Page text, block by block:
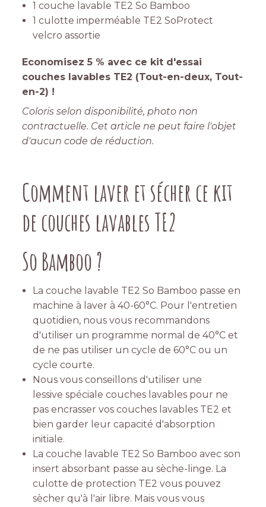
1 couche lavable TE2 So Bamboo
1 culotte imperméable TE2 SoProtect
velcro assortie
Economisez 5 % avec ce kit d'essai
couches lavables TE2 (Tout-en-deux, Tout-
en-2) !
Coloris selon disponibilité, photo non
contractuelle. Cet article ne peut faire l'objet
d'aucun code de réduction.
Comment laver et sécher ce kit
de couches lavables TE2
So Bamboo ?
La couche lavable TE2 So Bamboo passe en
machine à laver à 40-60°C. Pour l'entretien
quotidien, nous vous recommandons
d'utiliser un programme normal de 40°C et
de ne pas utiliser un cycle de 60°C ou un
cycle courte.
Nous vous conseillons d'utiliser une
lessive spéciale couches lavables pour ne
pas encrasser vos couches lavables TE2 et
bien garder leur capacité d'absorption
initiale.
La couche lavable TE2 So Bamboo avec son
insert absorbant passe au sèche-linge. La
culotte de protection TE2 vous pouvez
sècher qu'à l'air libre. Mais vous vous